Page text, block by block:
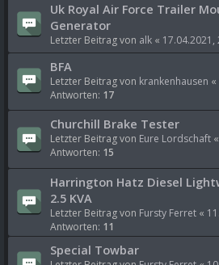
Uk Royal Air Force Trailer
Generator
Letzter Beitrag von alk « 17.04.2021,
BFA
Letzter Beitrag von krankenhausen «
Antworten: 17
Churchill Brake Tester
Letzter Beitrag von Eure Lordschaft «
Antworten: 15
Harrington Hatz Diesel
2.5 KVA
Letzter Beitrag von Fursty Ferret «
Antworten: 11
Special Towbar